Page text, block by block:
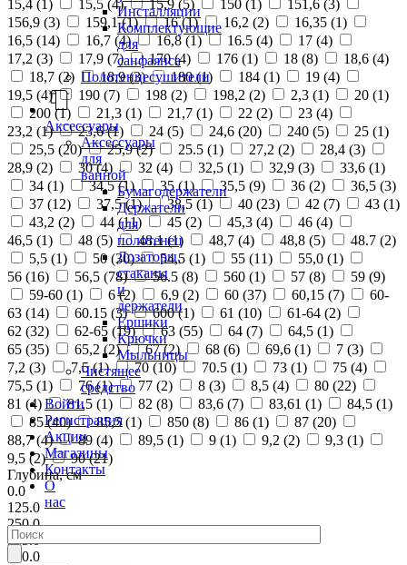
Инсталляции
Комплектующие
для
санфаянса
Полотенцесушители
Аксессуары
Аксессуары
для
ванной
Бумагодержатели
Держатели
для
полотенец
Дозаторы,
стаканы
и
держатели
Ершики
Крючки
Мыльницы
Чистящее
средство
Войти
Регистрация
Акции
Магазины
Контакты
О
нас
15,4 (1 ) 15,5 (4) 15,9 (5) 150 (1 ) 151,6 (3)
156,9 (3) 159,1 (1) 16 (1) 16,2 (2) 16,35 (1)
16,5 (14) 16,7 (4) 16,8 (1) 16.5 (4) 17 (4)
17,2 (3) 17,9 (7) 170 (4) 176 (1) 18 (8) 18,6 (4)
18,7 (2) 18,9 (3) 180 (1) 184 (1) 19 (4)
19,5 (4) 190 (7) 198 (2) 198,2 (2) 2,3 (1) 20 (1)
200 (1) 21,3 (1) 21,7 (1) 22 (2) 23 (4)
23,2 (1) 23,6 (1) 24 (5) 24,6 (20) 240 (5) 25 (1)
25,5 (20) 25,9 (2) 25.5 (1) 27,2 (2) 28,4 (3)
28,9 (2) 30 (4) 32 (4) 32,5 (1) 32,9 (3) 33,6 (1)
34 (1) 34,5 (1) 35 (1) 35,5 (9) 36 (2) 36,5 (3)
37 (12) 37,5 (1) 38,5 (1) 40 (23) 42 (7) 43 (1)
43,2 (2) 44 (11) 45 (2) 45,3 (4) 46 (4)
46,5 (1) 48 (5) 48,1 (1) 48,7 (4) 48,8 (5) 48.7 (2)
5,5 (1) 50 (30) 54,5 (1) 55 (11) 55,0 (1)
56 (16) 56,5 (78) 56.5 (8) 560 (1) 57 (8) 59 (9)
59-60 (1) 6 (2) 6,9 (2) 60 (37) 60,15 (7)
60-
63 (14) 60.15 (3) 600 (1) 61 (10) 61-64 (2)
62 (32) 62-65 (19) 63 (55) 64 (7) 64,5 (1)
65 (35) 65,2 (2) 67 (2) 68 (6) 69,6 (1) 7 (3)
7,2 (3) 7,5 (1) 70 (10) 70.5 (1) 73 (1) 75 (4)
75,5 (1) 76 (1) 77 (2) 8 (3) 8,5 (4) 80 (22)
81 (4) 81,5 (1) 82 (8) 83,6 (7) 83,61 (1) 84,5 (1)
85 (40) 85,5 (1) 850 (8) 86 (1) 87 (20)
88,7 (4) 89 (4) 89,5 (1) 9 (1) 9,2 (2) 9,3 (1)
9,5 (2) 90 (21)
Глубина, см
0.0
125.0
250.0
375.0
500.0